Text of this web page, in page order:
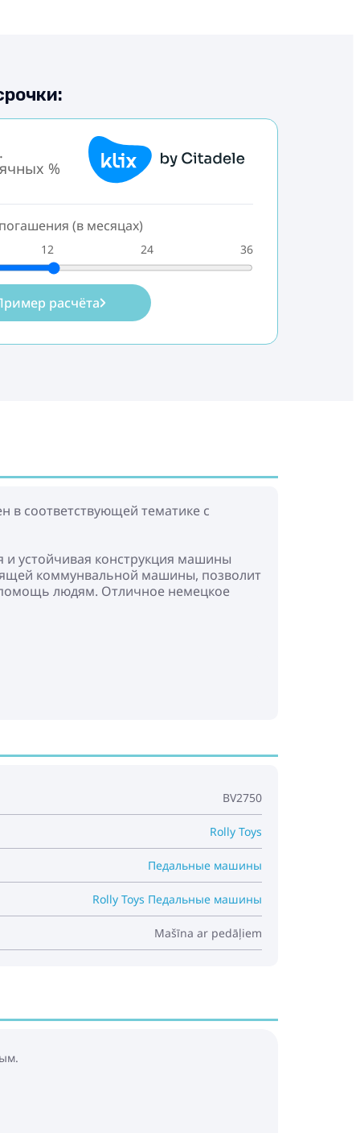
%
(в месяцах)
12 24 36
расчёта
в соответствующей тематике с
и устойчивая конструкция машины
коммунвальной машины, позволит
людям. Отличное немецкое
BV2750
Rolly Toys
Педальные машины
Rolly Toys Педальные машины
Mašīna ar pedāļiem